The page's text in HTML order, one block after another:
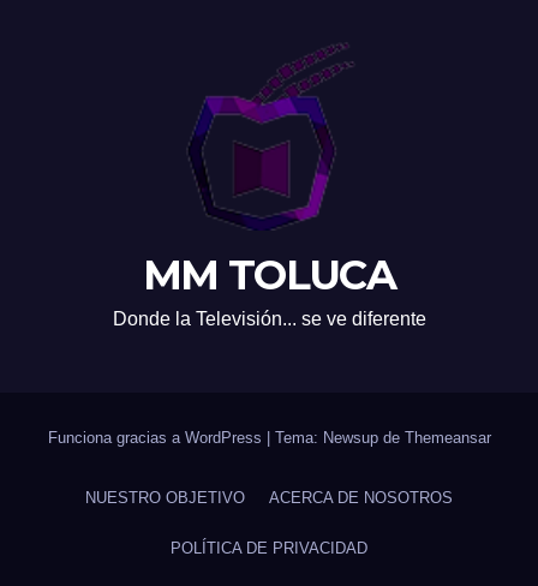
MM TOLUCA
Donde la Televisión... se ve diferente
Funciona gracias a WordPress Tema: Newsup de Themeansar
NUESTRO OBJETIVO ACERCA DE NOSOTROS
POLÍTICA DE PRIVACIDAD